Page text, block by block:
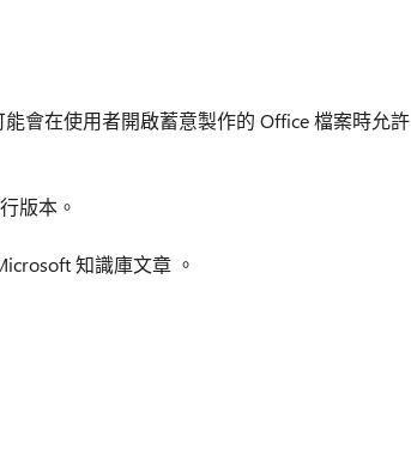
會在使用者開啟蓄意製作的 Office 檔案時允許
版本。
知識庫文章 。